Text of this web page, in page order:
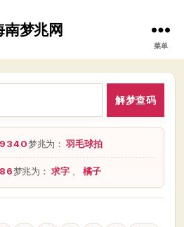
南梦兆网
菜单
解梦查码
梦兆为：羽毛球拍
梦兆为：求字 橘子